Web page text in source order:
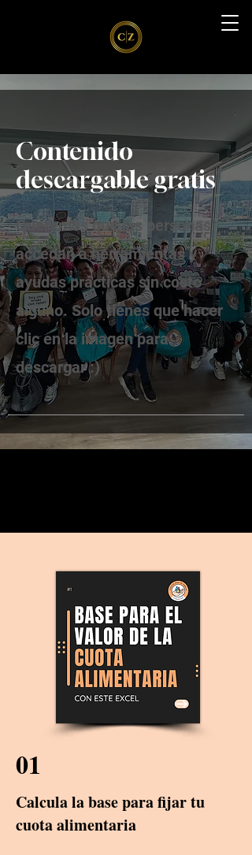
Contenido
descargable gratis
Queremos que las personas
accedan a herramientas y
ayudas prácticas sin costo
alguno. Solo tienes que hacer
clic en la imagen para
descargar :)
01
Calcula la base para fijar tu
cuota alimentaria